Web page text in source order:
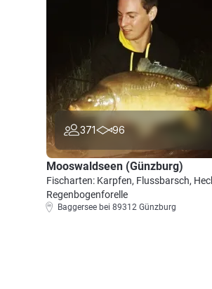
371 96
Mooswaldseen (Günzburg)
Fischarten: Karpfen, Flussbarsch,
Regenbogenforelle
Baggersee bei 89312 Günzburg